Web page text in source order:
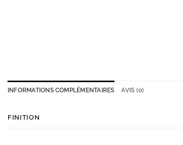
INFORMATIONS COMPLÉMENTAIRES AVIS (0)
FINITION